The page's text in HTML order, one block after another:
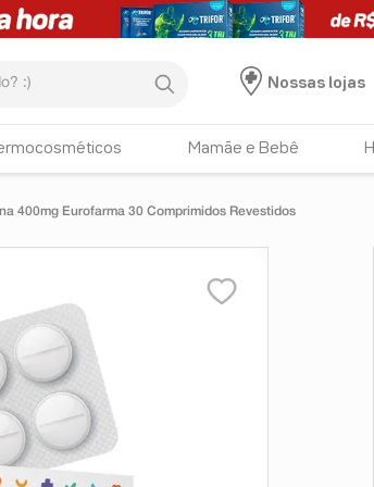
Nossas lojas
Mamãe e Bebê
400mg Eurofarma 30 Comprimidos Revestidos